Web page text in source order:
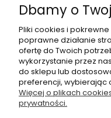
Dbamy o
Pliki cookies i
poprawne działanie
ofertę do Twoich
wykorzystanie przez
do sklepu lub
preferencji, wybierając
Więcej o plikach
prywatności.